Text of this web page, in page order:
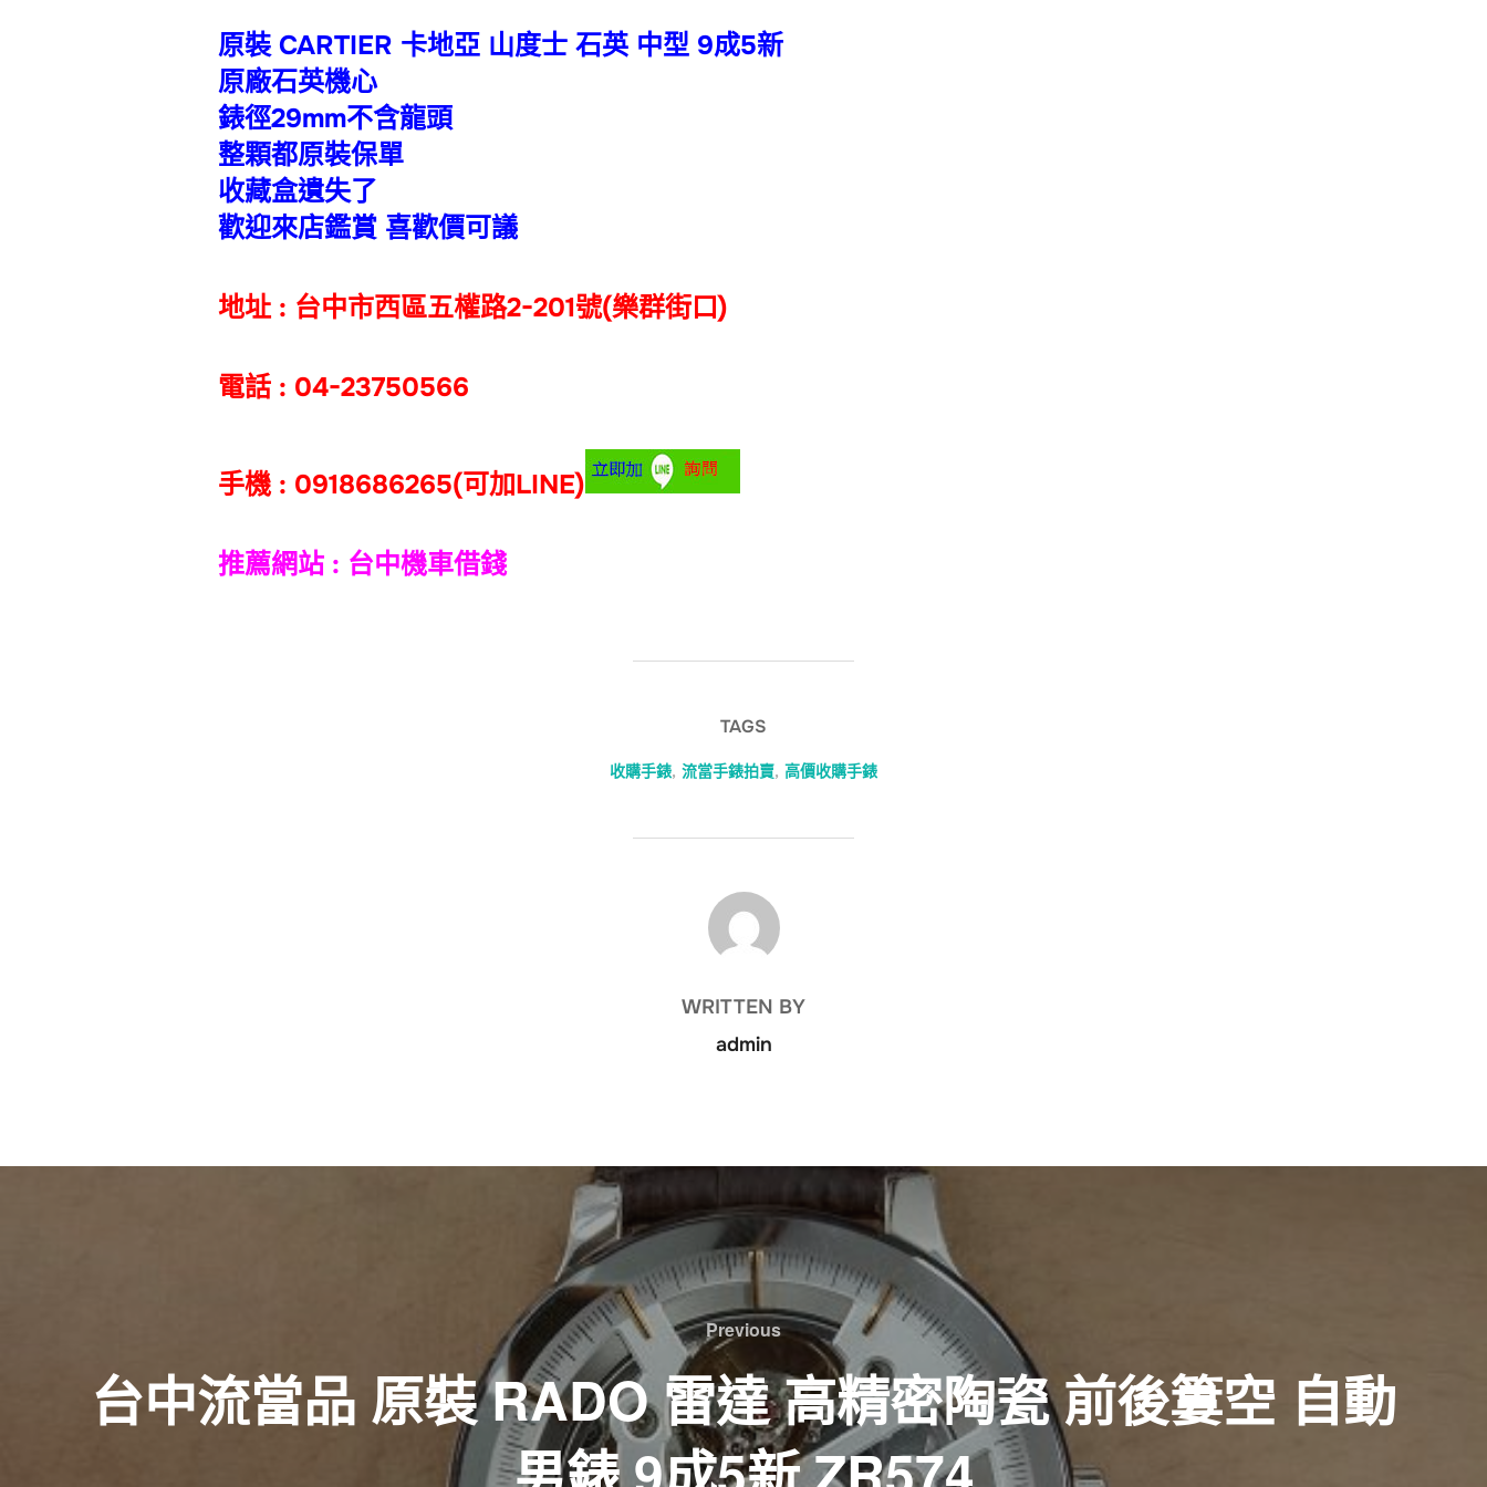
原裝 CARTIER 卡地亞 山度士 石英 中型 9成5新
原廠石英機心
錶徑29mm不含龍頭
整顆都原裝保單
收藏盒遺失了
歡迎來店鑑賞 喜歡價可議
地址 : 台中市西區五權路2-201號(樂群街口)
電話 : 04-23750566
手機 : 0918686265(可加LINE)
推薦網站 : 台中機車借錢
TAGS
收購手錶, 流當手錶拍賣, 高價收購手錶
POST AUTHOR
WRITTEN BY
admin
Previous
Previous
台中流當品 原裝 RADO 雷達 高精密陶瓷 前後簍空 自動